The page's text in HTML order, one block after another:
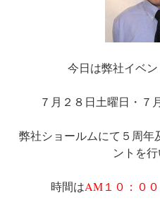
今日は弊社イベン
７月２８日土曜日・７
弊社ショールムにて５周年
ントを行
時間はAM１０：０